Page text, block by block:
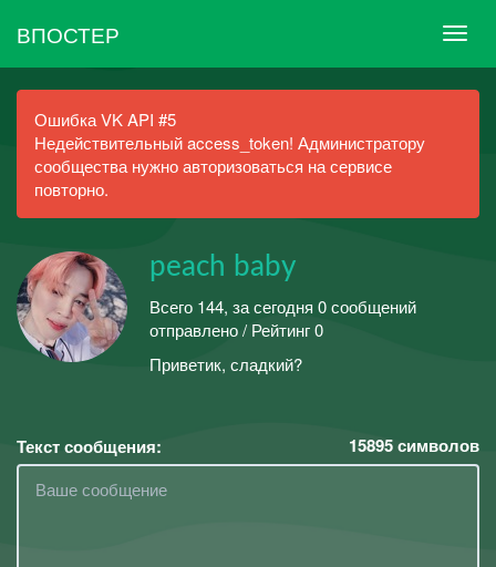
ВПОСТЕР
Ошибка VK API #5
Недействительный access_token! Администратору
сообщества нужно авторизоваться на сервисе
повторно.
peach baby
Всего 144, за сегодня 0 сообщений
отправлено / Рейтинг 0
Приветик, сладкий?
Текст сообщения: 15895символов